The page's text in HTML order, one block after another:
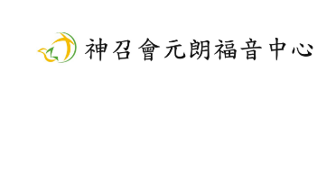
content